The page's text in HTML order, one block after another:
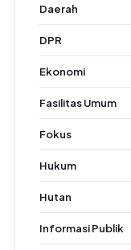
Daerah
DPR
Ekonomi
Fasilitas Umum
Fokus
Hukum
Hutan
Informasi Publik